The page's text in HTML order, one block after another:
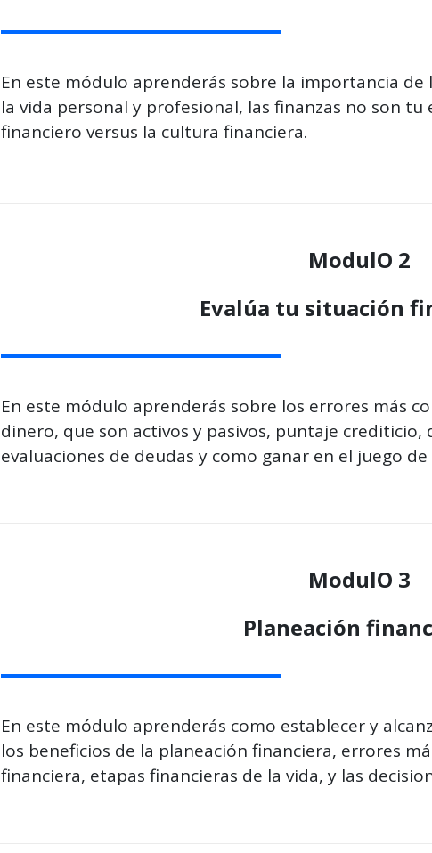
En este módulo aprenderás sobre la importancia
la vida personal y profesional, las finanzas no son
financiero versus la cultura financiera.
ModulO 2
Evalúa tu situación
En este módulo aprenderás sobre los errores más
dinero, que son activos y pasivos, puntaje crediticio,
evaluaciones de deudas y como ganar en el juego
ModulO 3
Planeación
En este módulo aprenderás como establecer y
los beneficios de la planeación financiera, errores
financiera, etapas financieras de la vida, y las